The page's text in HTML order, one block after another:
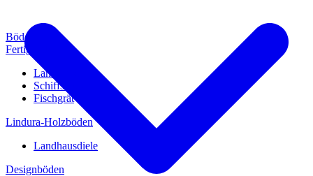
Böden
Fertigparkett
Landhausdiele
Schiffsboden
Fischgrät
Lindura-Holzböden
Landhausdiele
Designböden